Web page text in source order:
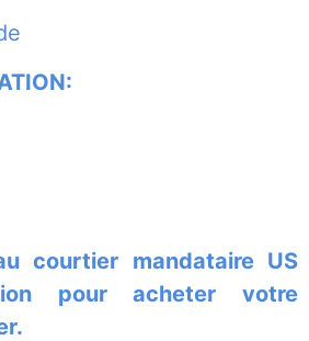
courtier mandataire US
pour acheter votre